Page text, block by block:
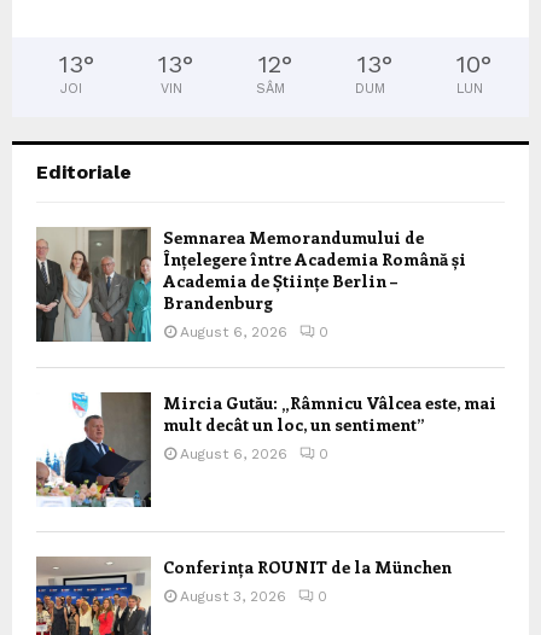
13°
JOI
13°
VIN
12°
SÂM
13°
DUM
10°
LUN
Editoriale
Semnarea Memorandumului de
Înțelegere între Academia Română și
Academia de Științe Berlin –
Brandenburg
August 6, 2026 0
Mircia Gutău: „Râmnicu Vâlcea este, mai
mult decât un loc, un sentiment”
August 6, 2026 0
Conferința ROUNIT de la München
August 3, 2026 0